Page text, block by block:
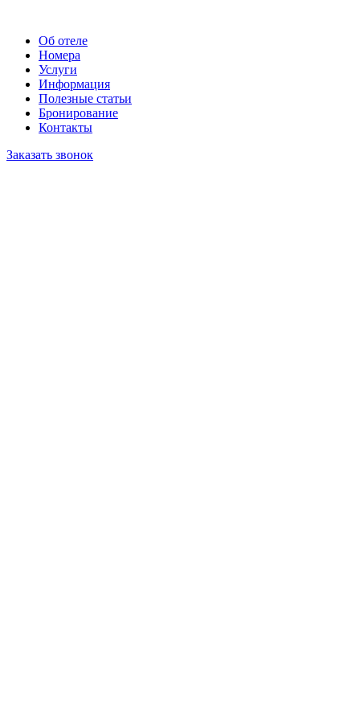
Об отеле
Номера
Услуги
Информация
Полезные статьи
Бронирование
Контакты
Заказать звонок